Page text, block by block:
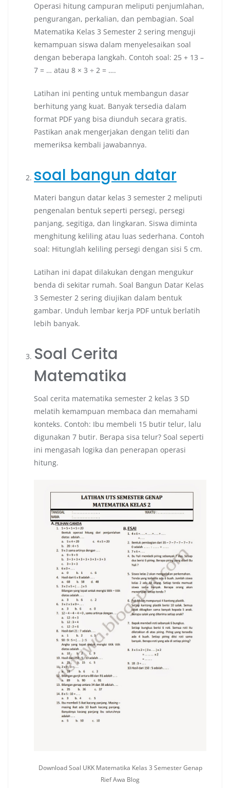
Operasi hitung campuran meliputi penjumlahan,
pengurangan, perkalian, dan pembagian. Soal
Matematika Kelas 3 Semester 2 sering menguji
kemampuan siswa dalam menyelesaikan soal
dengan beberapa langkah. Contoh soal: 25 + 13 –
7 = … atau 8 × 3 ÷ 2 = ….
Latihan ini penting untuk membangun dasar
berhitung yang kuat. Banyak tersedia dalam
format PDF yang bisa diunduh secara gratis.
Pastikan anak mengerjakan dengan teliti dan
memeriksa kembali jawabannya.
soal bangun datar
Materi bangun datar kelas 3 semester 2 meliputi
pengenalan bentuk seperti persegi, persegi
panjang, segitiga, dan lingkaran. Siswa diminta
menghitung keliling atau luas sederhana. Contoh
soal: Hitunglah keliling persegi dengan sisi 5 cm.
Latihan ini dapat dilakukan dengan mengukur
benda di sekitar rumah. Soal Bangun Datar Kelas
3 Semester 2 sering diujikan dalam bentuk
gambar. Unduh lembar kerja PDF untuk berlatih
lebih banyak.
Soal Cerita
Matematika
Soal cerita matematika semester 2 kelas 3 SD
melatih kemampuan membaca dan memahami
konteks. Contoh: Ibu membeli 15 butir telur, lalu
digunakan 7 butir. Berapa sisa telur? Soal seperti
ini mengasah logika dan penerapan operasi
hitung.
Download Soal UKK Matematika Kelas 3 Semester Genap
Rief Awa Blog